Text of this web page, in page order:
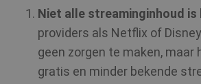
Niet alle streaminginhoud is
providers als Netflix of
geen zorgen te maken, maar
gratis en minder bekende